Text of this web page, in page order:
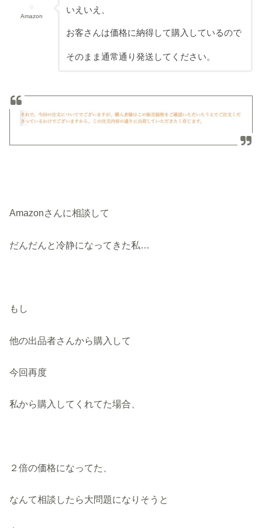
Amazon
いえいえ、
お客さんは価格に納得して購入しているので
そのまま通常通り発送してください。
Amazonさんに相談して
だんだんと冷静になってきた私…
もし
他の出品者さんから購入して
今回再度
私から購入してくれてた場合、
２倍の価格になってた、
なんて相談したら大問題になりそうと